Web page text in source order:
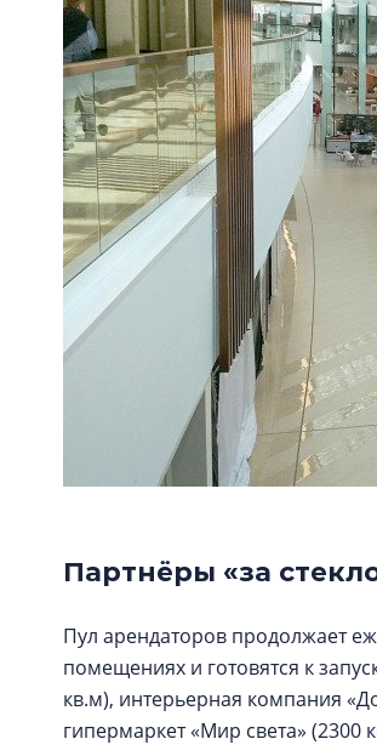
Партнёры «за
Пул арендаторов продолжает
помещениях и готовятся к
кв.м), интерьерная компания
гипермаркет «Мир света» (2300